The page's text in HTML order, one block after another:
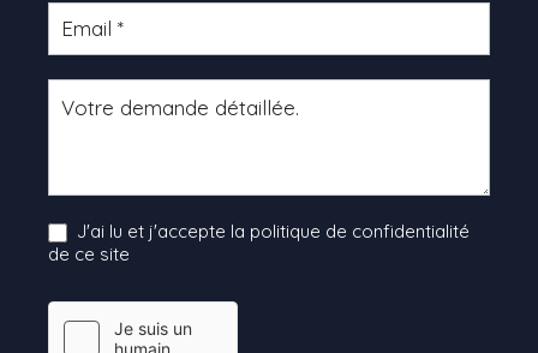
J'ai lu et j'accepte la politique de confidentialité
de ce site